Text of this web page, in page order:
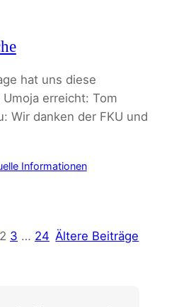
hat uns diese
erreicht: Tom
Wir danken der FKU und
Informationen
2 3 … 24 Ältere Beiträge